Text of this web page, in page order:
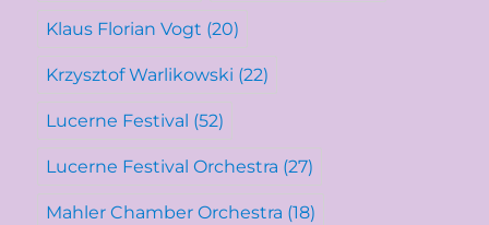
Klaus Florian Vogt (20)
Krzysztof Warlikowski (22)
Lucerne Festival (52)
Lucerne Festival Orchestra (27)
Mahler Chamber Orchestra (18)